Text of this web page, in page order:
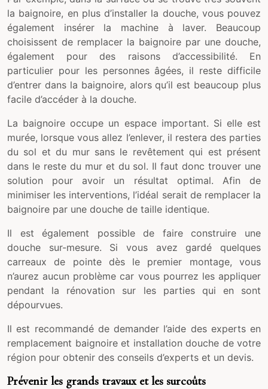
la baignoire, en plus d’installer la douche, vous pouvez
également insérer la machine à laver. Beaucoup
choisissent de remplacer la baignoire par une douche,
également pour des raisons d’accessibilité. En
particulier pour les personnes âgées, il reste difficile
d’entrer dans la baignoire, alors qu’il est beaucoup plus
facile d’accéder à la douche.
La baignoire occupe un espace important. Si elle est
murée, lorsque vous allez l’enlever, il restera des parties
du sol et du mur sans le revêtement qui est présent
dans le reste du mur et du sol. Il faut donc trouver une
solution pour avoir un résultat optimal. Afin de
minimiser les interventions, l’idéal serait de remplacer la
baignoire par une douche de taille identique.
Il est également possible de faire construire une
douche sur-mesure. Si vous avez gardé quelques
carreaux de pointe dès le premier montage, vous
n’aurez aucun problème car vous pourrez les appliquer
pendant la rénovation sur les parties qui en sont
dépourvues.
Il est recommandé de demander l’aide des experts en
remplacement baignoire et installation douche de votre
région pour obtenir des conseils d’experts et un devis.
Prévenir les grands travaux et les surcoûts